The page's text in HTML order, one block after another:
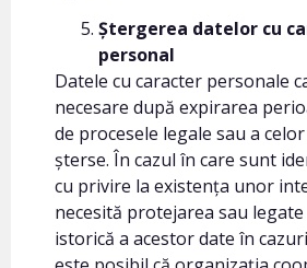
Ștergerea datelor cu
personal
Datele cu caracter personale
necesare după expirarea
de procesele legale sau a
șterse. În cazul în care sunt
cu privire la existența unor
necesită protejarea sau
istorică a acestor date în